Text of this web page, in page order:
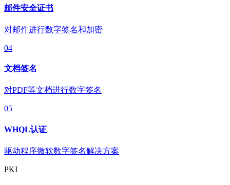
邮件安全证书
对邮件进行数字签名和加密
04
文档签名
对PDF等文档进行数字签名
05
WHQL认证
驱动程序微软数字签名解决方案
PKI